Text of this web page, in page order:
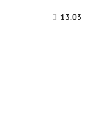
13.03